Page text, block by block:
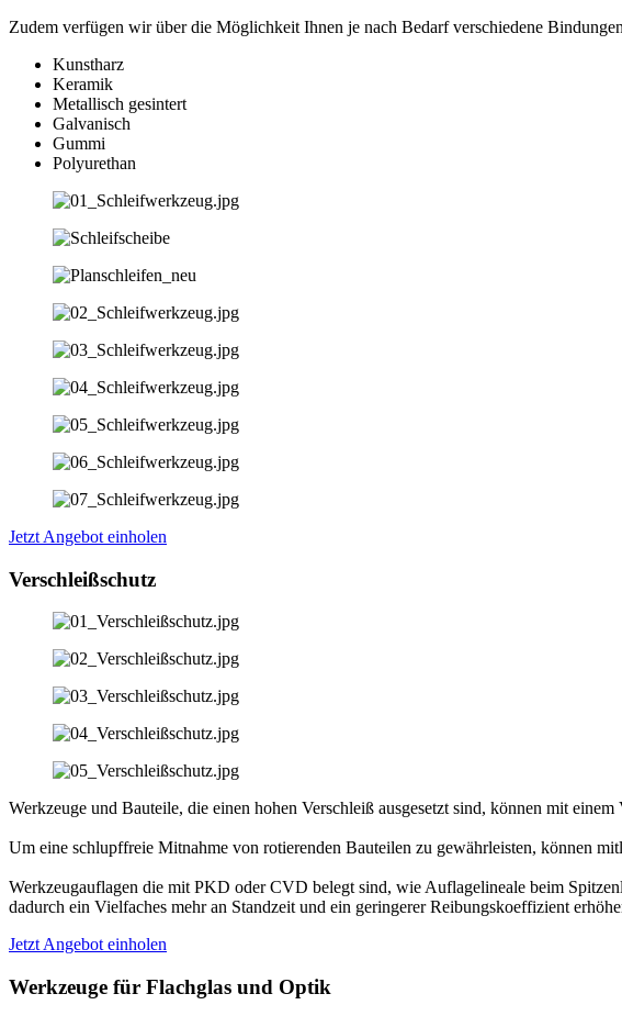
Zudem verfügen wir über die Möglichkeit Ihnen je nach Bedarf verschiedene
Kunstharz
Keramik
Metallisch gesintert
Galvanisch
Gummi
Polyurethan
Jetzt Angebot einholen
Verschleißschutz
Werkzeuge und Bauteile, die einen hohen Verschleiß ausgesetzt sind, können mit
Um eine schlupffreie Mitnahme von rotierenden Bauteilen zu gewährleisten, können
Werkzeugauflagen die mit PKD oder CVD belegt sind, wie Auflagelineale beim
dadurch ein Vielfaches mehr an Standzeit und ein geringerer Reibungskoeffizient
Jetzt Angebot einholen
Werkzeuge für Flachglas und Optik